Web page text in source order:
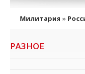
Милитария »
РАЗНОЕ